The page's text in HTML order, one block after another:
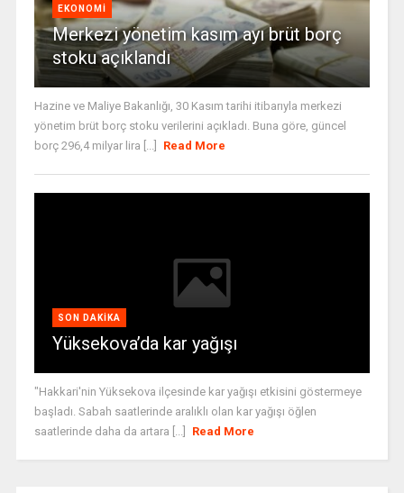
EKONOMI
Merkezi yönetim kasım ayı brüt borç
stoku açıklandı
Hazine ve Maliye Bakanlığı, 30 Kasım tarihi itibarıyla merkezi
yönetim brüt borç stoku verilerini açıkladı. Buna göre, güncel
borç 296,4 milyar lira [...]
Read More
SON DAKIKA
Yüksekova’da kar yağışı
"Hakkari'nin Yüksekova ilçesinde kar yağışı etkisini göstermeye
başladı. Sabah saatlerinde aralıklı olan kar yağışı öğlen
saatlerinde daha da artara [...]
Read More